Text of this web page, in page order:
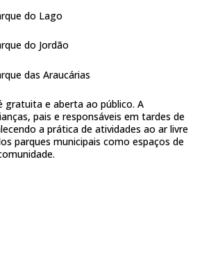
do Lago
do Jordão
das Araucárias
gratuita e aberta ao público. A
pais e responsáveis em tardes de
a prática de atividades ao ar livre
parques municipais como espaços de